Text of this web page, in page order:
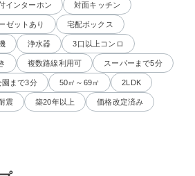
インターホン 対面キッチン
ゼットあり 宅配ボックス
浄水器 3口以上コンロ
複数路線利用可 スーパーまで5分
園まで3分 50㎡～69㎡ 2LDK
震 築20年以上 価格改定済み